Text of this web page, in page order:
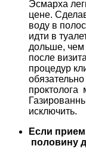
Эсмарха
цене.
воду в
идти в
дольше, чем
после
процедур
проктолога
исключить.
Если
половину